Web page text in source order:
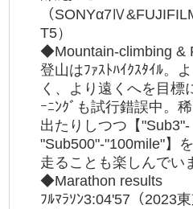
（
T5）
◆Mountain-climbing &
登山はﾌｧｽﾄﾊｲｸｽﾀｲﾙ。
く、より遠くへを目標
ｰﾆﾝｸﾞも試行錯誤中。
出たりしつつ【"Sub3"-
"Sub500"-"100mile"】
走ることも楽しんでい
◆Marathon results
ﾌﾙﾏﾗｿﾝ3:04'57（2023東